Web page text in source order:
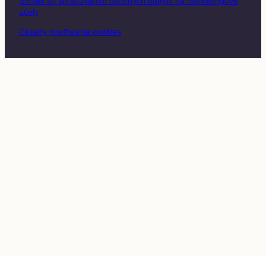
účely
Zásady používania cookies